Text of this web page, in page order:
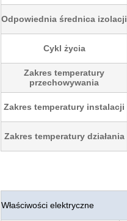
Odpowiednia średnica izolacji
Cykl życia
Zakres temperatury
przechowywania
Zakres temperatury instalacji
Zakres temperatury działania
Właściwości elektryczne